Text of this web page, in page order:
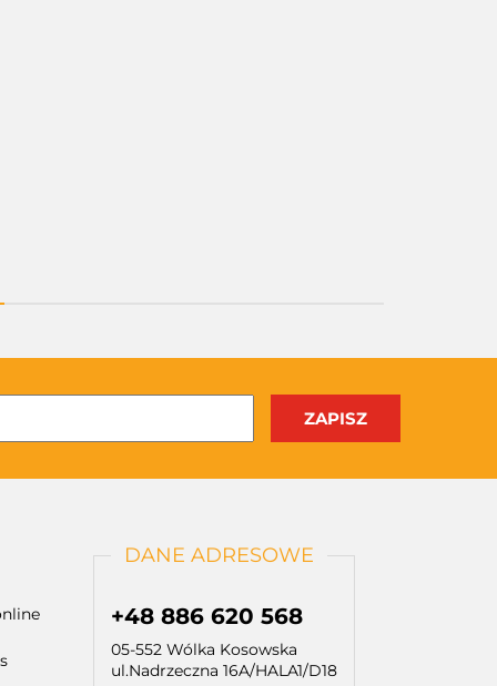
DANE ADRESOWE
+48 886 620 568
05-552 Wólka Kosowska
ul.Nadrzeczna 16A/HALA1/D18